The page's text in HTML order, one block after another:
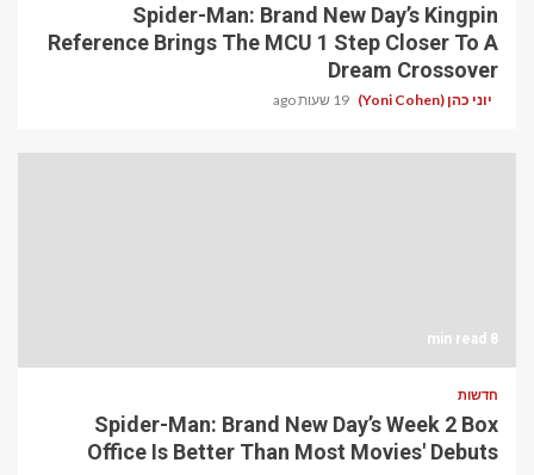
Spider-Man: Brand New Day’s Kingpin
Reference Brings The MCU 1 Step Closer To A
Dream Crossover
יוני כהן (Yoni Cohen) 19 שעות ago
8 min read
חדשות
Spider-Man: Brand New Day’s Week 2 Box
Office Is Better Than Most Movies' Debuts